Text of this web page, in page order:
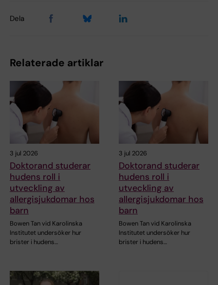
Dela
Relaterade artiklar
3 jul 2026
Doktorand studerar
hudens roll i
utveckling av
allergisjukdomar hos
barn
Bowen Tan vid Karolinska
Institutet undersöker hur
brister i hudens…
3 jul 2026
Doktorand studerar
hudens roll i
utveckling av
allergisjukdomar hos
barn
Bowen Tan vid Karolinska
Institutet undersöker hur
brister i hudens…